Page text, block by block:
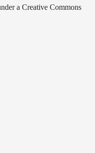
a Creative Commons